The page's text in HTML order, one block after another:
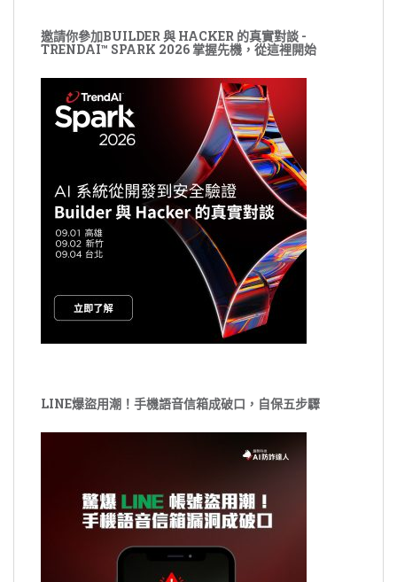
邀請你參加BUILDER 與 HACKER 的真實對談 -
TRENDAI™ SPARK 2026 掌握先機，從這裡開始
LINE爆盜用潮！手機語音信箱成破口，自保五步驟